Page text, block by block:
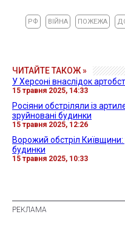
РФ ВІЙНА ПОЖЕЖА
ЧИТАЙТЕ ТАКОЖ »
У Херсоні внаслідок
15 травня 2025, 14:33
Росіяни обстріляли із
зруйновані будинки
15 травня 2025, 12:26
Ворожий обстріл
будинки
15 травня 2025, 10:33